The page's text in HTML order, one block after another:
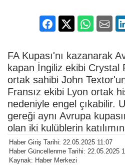
FA Kupası'nı kazanarak
kapan İngiliz ekibi Crystal
ortak sahibi John
Fransız ekibi Lyon ortak
nedeniyle engel çıkabilir.
gereği aynı Avrupa
olan iki kulüblerin
Haber Giriş Tarihi: 22.05.2025 11:07
Haber Güncellenme Tarihi: 22.05.2025
Kaynak: Haber Merkezi